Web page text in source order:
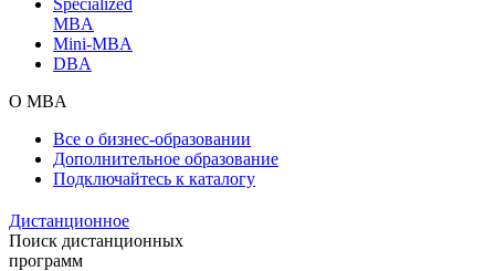
MBA
Mini-MBA
DBA
О MBA
Все о бизнес-образовании
Дополнительное образование
Подключайтесь к каталогу
Дистанционное
Поиск дистанционных
программ